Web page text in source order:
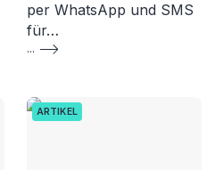
per WhatsApp und SMS
für…
...
ARTIKEL